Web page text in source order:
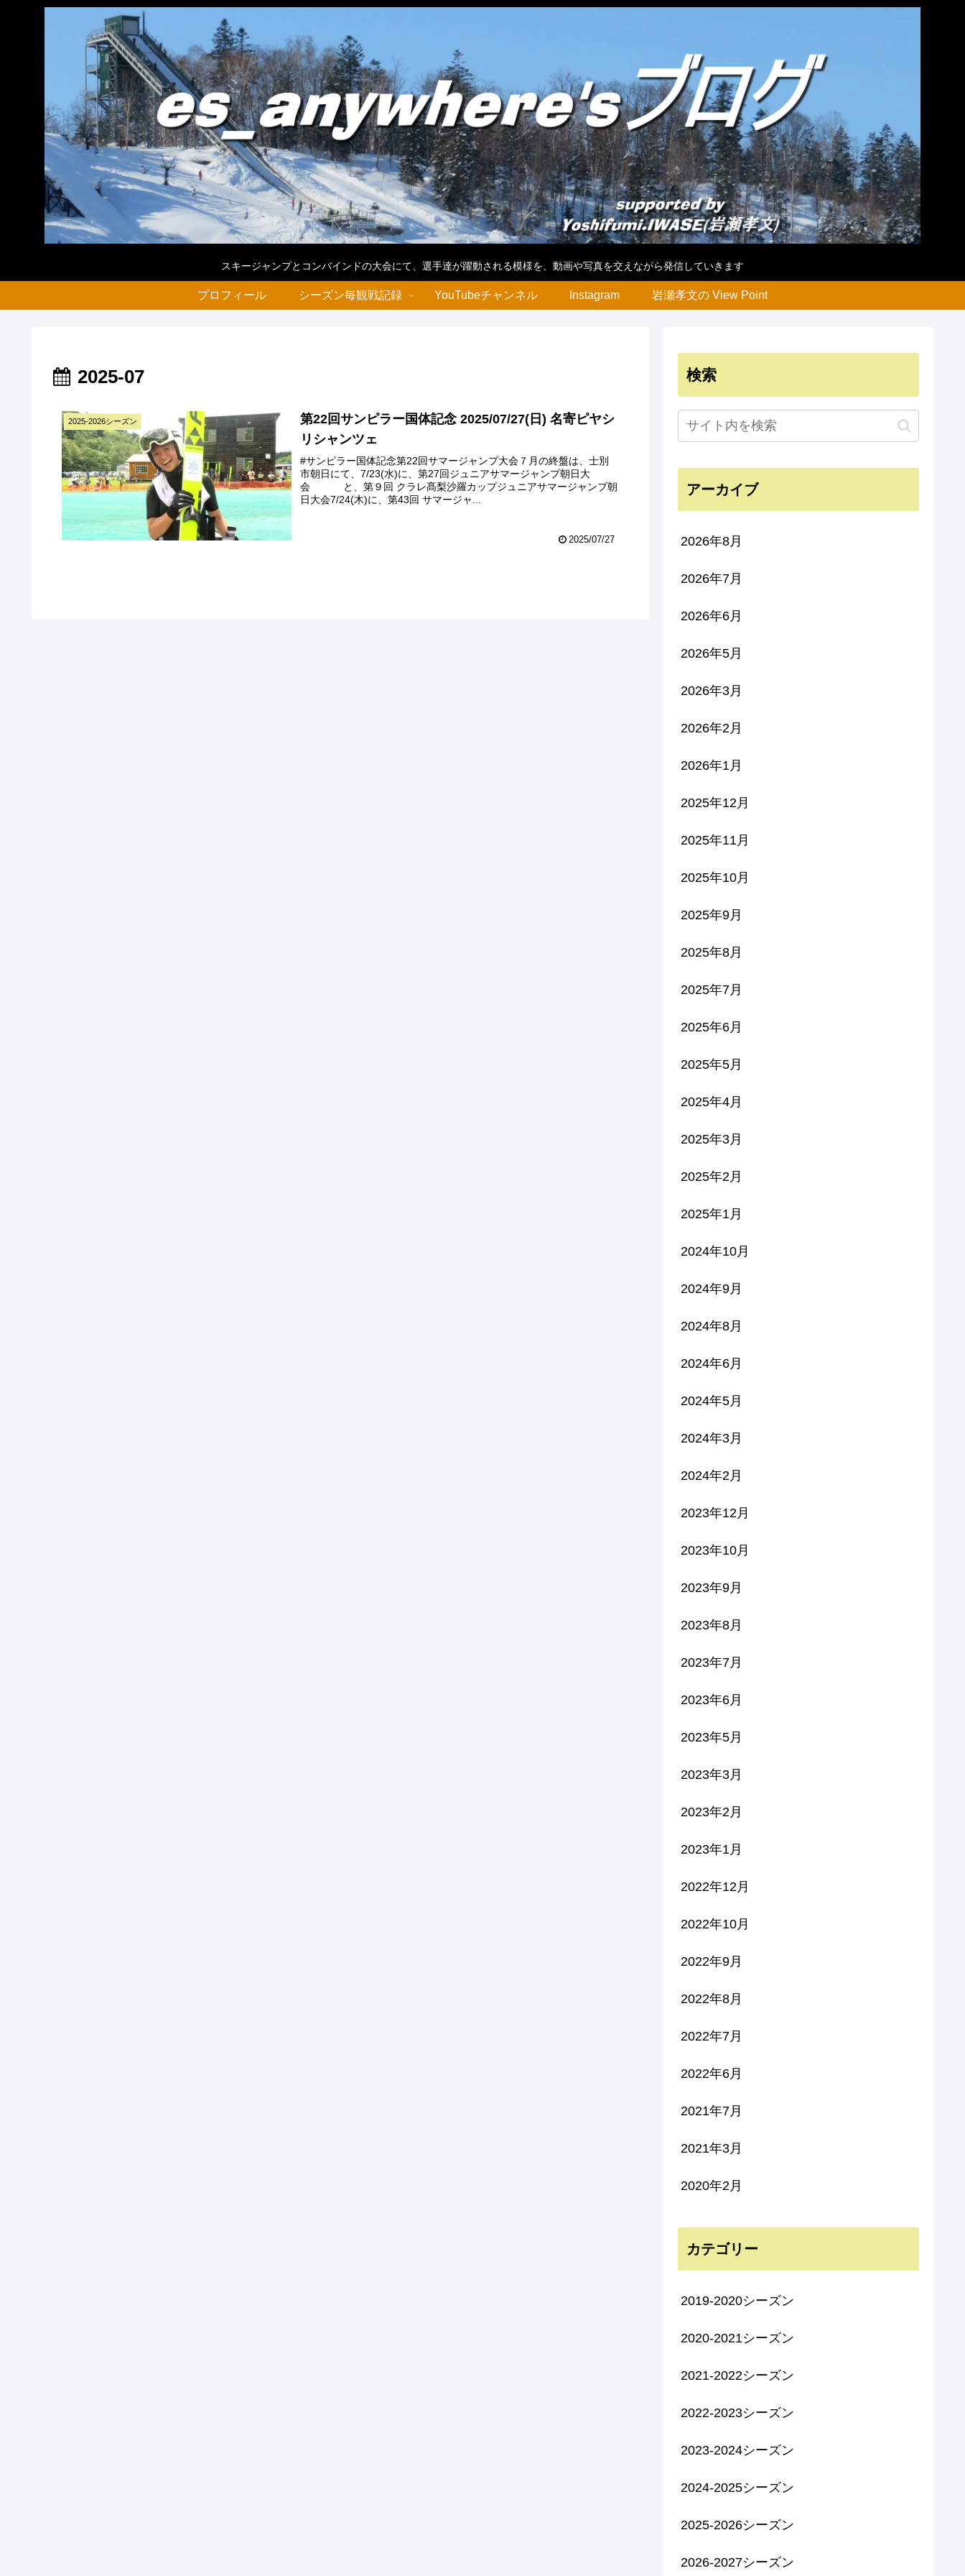
スキージャンプとコンバインドの大会にて、選手達が躍動される模様を、動画や写真を交えながら発信していきます
プロフィール シーズン毎観戦記録 YouTubeチャンネル Instagram 岩瀬孝文の View Point
2025-07
2025-2026シーズン
第22回サンピラー国体記念 2025/07/27(日) 名寄ピヤシ
リシャンツェ
#サンピラー国体記念第22回サマージャンプ大会７月の終盤は、士別
市朝日にて、7/23(水)に、第27回ジュニアサマージャンプ朝日大
会 と、第９回 クラレ髙梨沙羅カップジュニアサマージャンプ朝
日大会7/24(木)に、第43回 サマージャ...
2025/07/27
検索
アーカイブ
2026年8月
2026年7月
2026年6月
2026年5月
2026年3月
2026年2月
2026年1月
2025年12月
2025年11月
2025年10月
2025年9月
2025年8月
2025年7月
2025年6月
2025年5月
2025年4月
2025年3月
2025年2月
2025年1月
2024年10月
2024年9月
2024年8月
2024年6月
2024年5月
2024年3月
2024年2月
2023年12月
2023年10月
2023年9月
2023年8月
2023年7月
2023年6月
2023年5月
2023年3月
2023年2月
2023年1月
2022年12月
2022年10月
2022年9月
2022年8月
2022年7月
2022年6月
2021年7月
2021年3月
2020年2月
カテゴリー
2019-2020シーズン
2020-2021シーズン
2021-2022シーズン
2022-2023シーズン
2023-2024シーズン
2024-2025シーズン
2025-2026シーズン
2026-2027シーズン